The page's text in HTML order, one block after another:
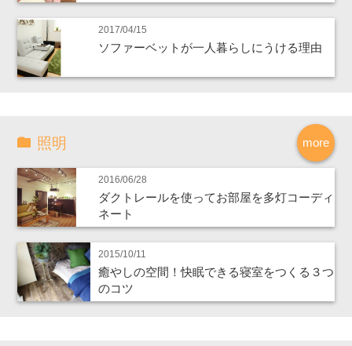
2017/04/15
ソファーベットが一人暮らしにうける理由
more
照明
2016/06/28
ダクトレールを使ってお部屋を多灯コーディ
ネート
2015/10/11
癒やしの空間！快眠できる寝室をつくる３つ
のコツ